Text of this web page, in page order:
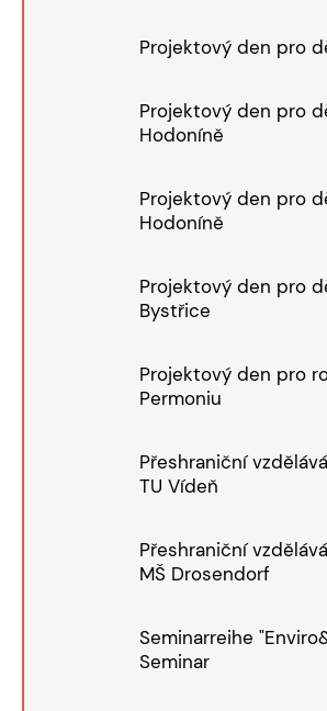
Projektový den pro
Projektový den pro
Hodoníně
Projektový den pro
Hodoníně
Projektový den pro
Bystřice
Projektový den pro
Permoniu
Přeshraniční
TU Vídeň
Přeshraniční
MŠ Drosendorf
Seminarreihe
Seminar